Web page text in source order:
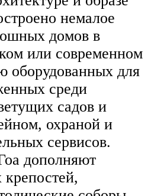
немалое
домов в
или современном
оборудованных для
среди
садов и
охраной и
сервисов.
дополняют
крепостей,